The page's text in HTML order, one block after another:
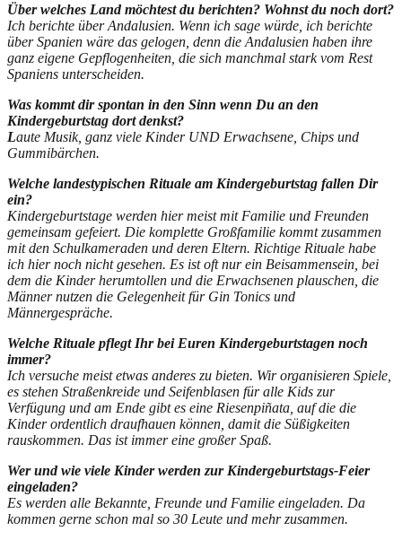
Über welches Land möchtest du berichten? Wohnst du noch dort?
Ich berichte über Andalusien. Wenn ich sage würde, ich berichte
über Spanien wäre das gelogen, denn die Andalusien haben ihre
ganz eigene Gepflogenheiten, die sich manchmal stark vom Rest
Spaniens unterscheiden.
Was kommt dir spontan in den Sinn wenn Du an den
Kindergeburtstag dort denkst?
Laute Musik, ganz viele Kinder UND Erwachsene, Chips und
Gummibärchen.
Welche landestypischen Rituale am Kindergeburtstag fallen Dir
ein?
Kindergeburtstage werden hier meist mit Familie und Freunden
gemeinsam gefeiert. Die komplette Großfamilie kommt zusammen
mit den Schulkameraden und deren Eltern. Richtige Rituale habe
ich hier noch nicht gesehen. Es ist oft nur ein Beisammensein, bei
dem die Kinder herumtollen und die Erwachsenen plauschen, die
Männer nutzen die Gelegenheit für Gin Tonics und
Männergespräche.
Welche Rituale pflegt Ihr bei Euren Kindergeburtstagen noch
immer?
Ich versuche meist etwas anderes zu bieten. Wir organisieren Spiele,
es stehen Straßenkreide und Seifenblasen für alle Kids zur
Verfügung und am Ende gibt es eine Riesenpiñata, auf die die
Kinder ordentlich draufhauen können, damit die Süßigkeiten
rauskommen. Das ist immer eine großer Spaß.
Wer und wie viele Kinder werden zur Kindergeburtstags-Feier
eingeladen?
Es werden alle Bekannte, Freunde und Familie eingeladen. Da
kommen gerne schon mal so 30 Leute und mehr zusammen.